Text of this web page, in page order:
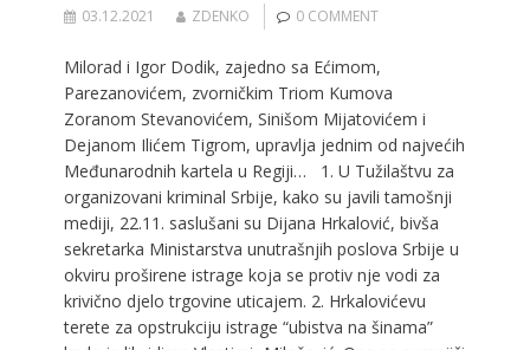
03.12.2021 ZDENKO 0 COMMENT
Milorad i Igor Dodik, zajedno sa Ećimom,
Parezanovićem, zvorničkim Triom Kumova
Zoranom Stevanovićem, Sinišom Mijatovićem i
Dejanom Ilićem Tigrom, upravlja jednim od najvećih
Međunarodnih kartela u Regiji… 1. U Tužilaštvu za
organizovani kriminal Srbije, kako su javili tamošnji
mediji, 22.11. saslušani su Dijana Hrkalović, bivša
sekretarka Ministarstva unutrašnjih poslova Srbije u
okviru proširene istrage koja se protiv nje vodi za
krivično djelo trgovine uticajem. 2. Hrkalovićevu
terete za opstrukciju istrage “ubistva na šinama”